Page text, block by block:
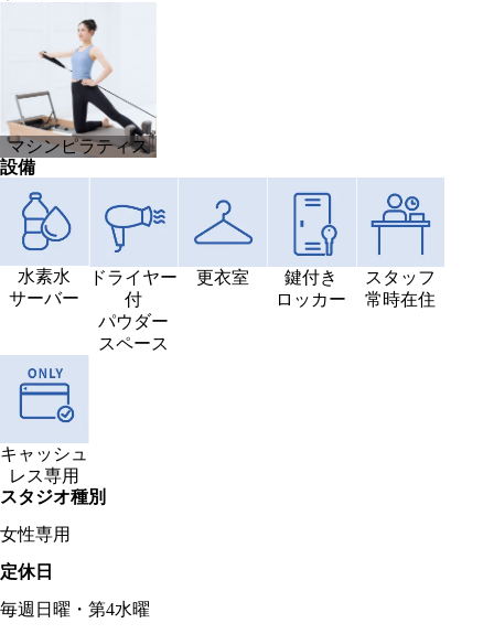
マシンピラティス
設備
水素水
サーバー
ドライヤー
付
パウダー
スペース
更衣室
鍵付き
ロッカー
スタッフ
常時在住
キャッシュ
レス専用
スタジオ種別
女性専用
定休日
毎週日曜・第4水曜